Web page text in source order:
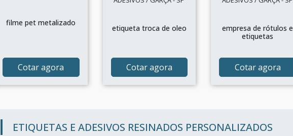
filme pet metalizado
Cotar agora
etiqueta troca de oleo
Cotar agora
empresa de rótulos e
etiquetas
Cotar agora
ETIQUETAS E ADESIVOS RESINADOS PERSONALIZADOS